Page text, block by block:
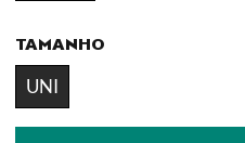
TAMANHO
UNI